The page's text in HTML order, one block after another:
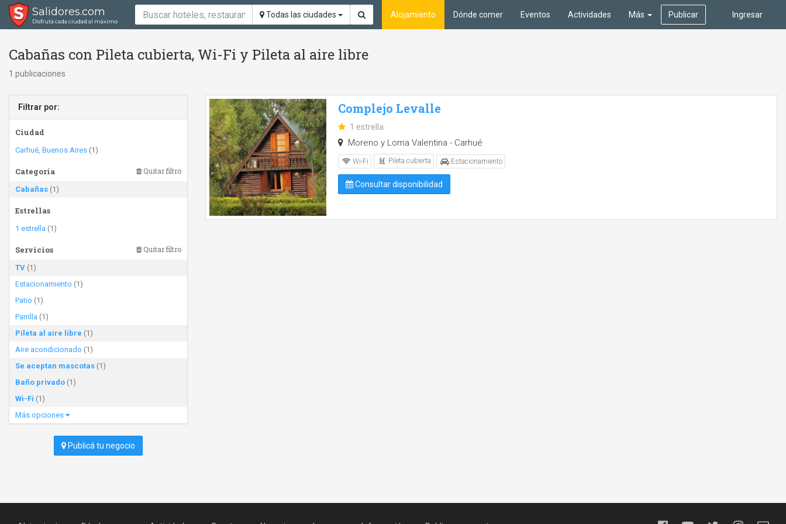
Salidores.com
Disfrutá cada ciudad al máximo
Todas las ciudades Ingresar
Alojamiento Dónde comer Eventos Actividades Más Publicar
Cabañas con Pileta cubierta, Wi-Fi y Pileta al aire libre
1 publicaciones
Filtrar por:
Ciudad
Carhué, Buenos Aires (1)
Categoría Quitar filtro
Cabañas (1)
Estrellas
1 estrella (1)
Servicios Quitar filtro
TV (1)
Estacionamiento (1)
Patio (1)
Parrilla (1)
Pileta al aire libre (1)
Aire acondicionado (1)
Se aceptan mascotas (1)
Baño privado (1)
Wi-Fi (1)
Más opciones
Publicá tu negocio
Complejo Levalle
1 estrella
Moreno y Loma Valentina - Carhué
Wi-Fi Pileta cubierta Estacionamiento
Consultar disponibilidad